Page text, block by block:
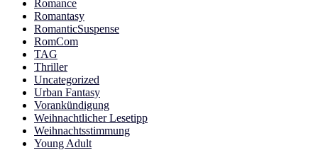
Romance
Romantasy
RomanticSuspense
RomCom
TAG
Thriller
Uncategorized
Urban Fantasy
Vorankündigung
Weihnachtlicher Lesetipp
Weihnachtsstimmung
Young Adult